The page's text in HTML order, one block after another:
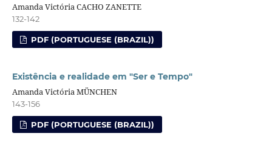
Amanda Victória CACHO ZANETTE
132-142
PDF (PORTUGUESE (BRAZIL))
Existência e realidade em "Ser e Tempo"
Amanda Victória MÜNCHEN
143-156
PDF (PORTUGUESE (BRAZIL))